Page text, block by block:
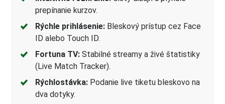
prepínanie kurzov.
Rýchle prihlásenie: Bleskový prístup cez Face
ID alebo Touch ID.
Fortuna TV: Stabilné streamy a živé štatistiky
(Live Match Tracker).
Rýchlostávka: Podanie live tiketu bleskovo na
dva dotyky.